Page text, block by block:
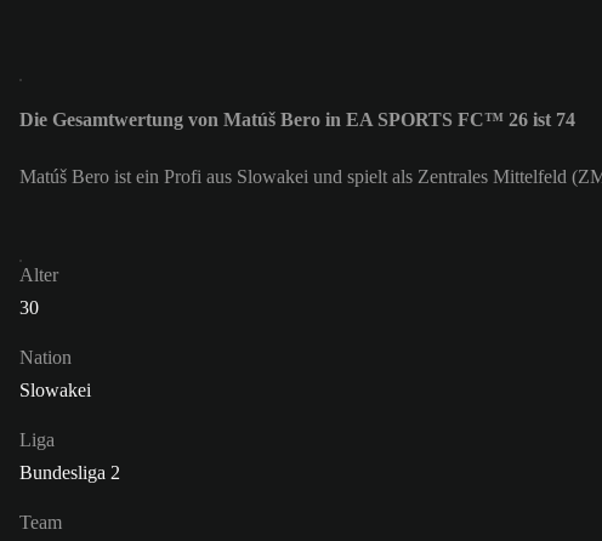
Die Gesamtwertung von Matúš Bero in EA SPORTS FC™ 26 ist 74
Matúš Bero ist ein Profi aus Slowakei und spielt als Zentrales Mittelfeld
Alter
30
Nation
Slowakei
Liga
Bundesliga 2
Team